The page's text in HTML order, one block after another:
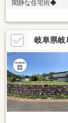
閑静な住宅街◆
岐阜県岐